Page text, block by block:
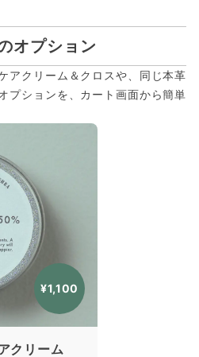
オプション
アクリーム＆クロスや、同じ本革
プションを、カート画面から簡単
¥1,100
クリーム